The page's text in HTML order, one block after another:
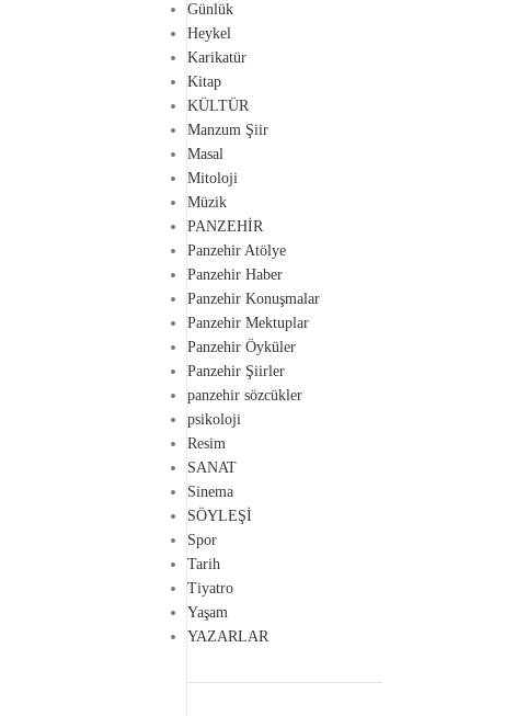
Günlük
Heykel
Karikatür
Kitap
KÜLTÜR
Manzum Şiir
Masal
Mitoloji
Müzik
PANZEHİR
Panzehir Atölye
Panzehir Haber
Panzehir Konuşmalar
Panzehir Mektuplar
Panzehir Öyküler
Panzehir Şiirler
panzehir sözcükler
psikoloji
Resim
SANAT
Sinema
SÖYLEŞİ
Spor
Tarih
Tiyatro
Yaşam
YAZARLAR